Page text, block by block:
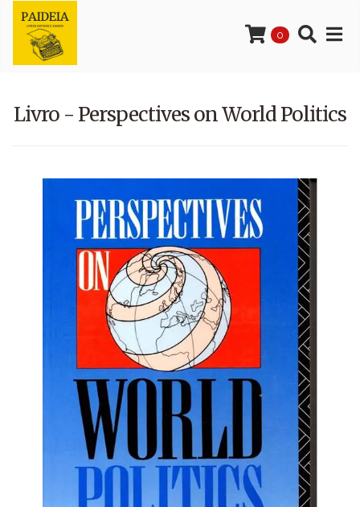
0
Livro - Perspectives on World Politics